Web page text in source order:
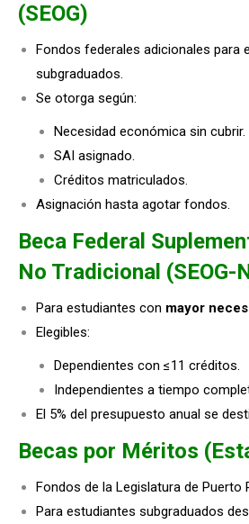
(SEOG)
Fondos federales adicionales para
subgraduados.
Se otorga según:
Necesidad económica sin cubrir.
SAI asignado.
Créditos matriculados.
Asignación hasta agotar fondos.
Beca Federal
No Tradicional (SEOG-
Para estudiantes con mayor
Elegibles:
Dependientes con ≤11 créditos.
Independientes a tiempo
El 5% del presupuesto anual se
Becas por Méritos
Fondos de la Legislatura de Puerto
Para estudiantes subgraduados